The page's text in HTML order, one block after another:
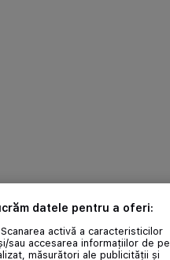
datele pentru a oferi:
activă a caracteristicilor
sau accesarea informațiilor de pe
măsurători ale publicității și